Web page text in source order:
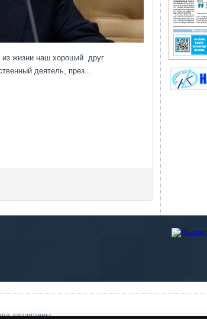
из жизни наш хороший друг
деятель, през...
защищены.